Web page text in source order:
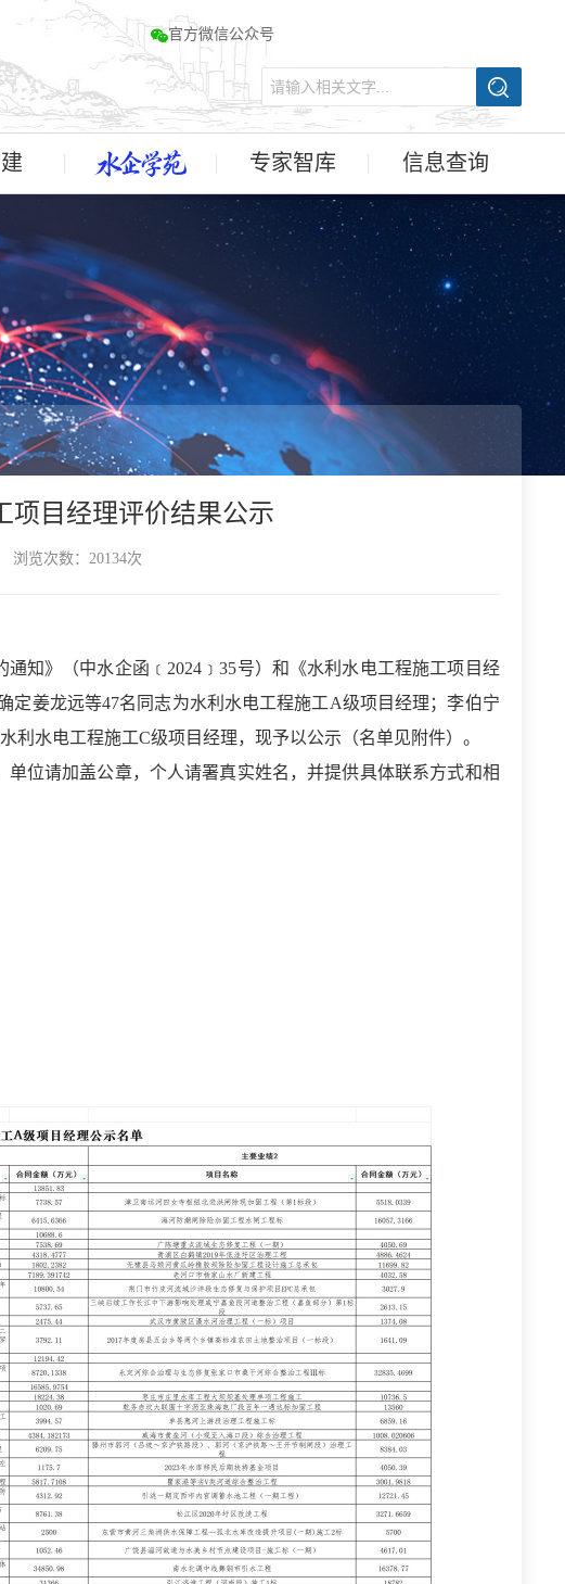
官方微信公众号
专家智库 信息查询
项目经理评价结果公示
浏览次数：20134次
知》（中水企函﹝2024﹞35号）和《水利水电工程施工项目经
定姜龙远等47名同志为水利水电工程施工A级项目经理；李伯宁
利水电工程施工C级项目经理，现予以公示（名单见附件）。
位请加盖公章，个人请署真实姓名，并提供具体联系方式和相